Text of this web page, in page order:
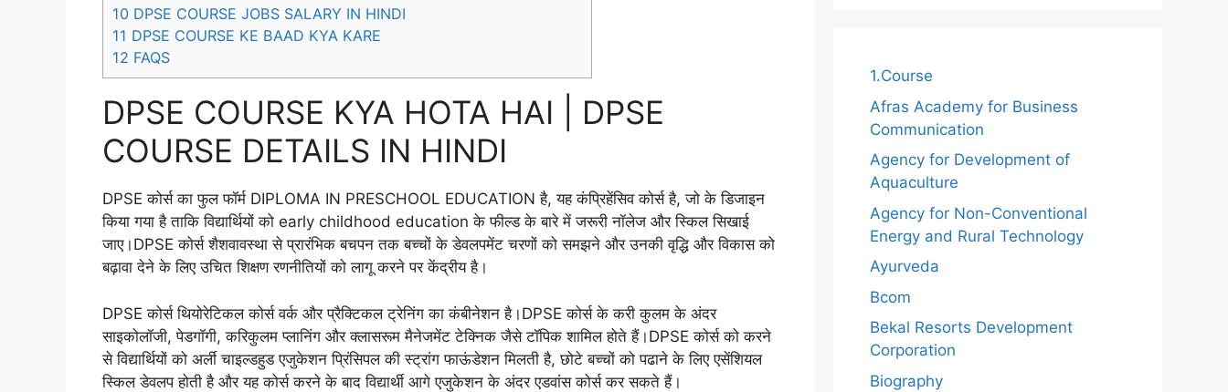
10 DPSE COURSE JOBS SALARY IN HINDI
11 DPSE COURSE KE BAAD KYA KARE
12 FAQS
DPSE COURSE KYA HOTA HAI | DPSE
COURSE DETAILS IN HINDI
DPSE कोर्स का फुल फॉर्म DIPLOMA IN PRESCHOOL EDUCATION है, यह कंप्रिहेंसिव कोर्स है, जो के डिजाइन
किया गया है ताकि विद्यार्थियों को early childhood education के फील्ड के बारे में जरूरी नॉलेज और स्किल सिखाई
जाए।DPSE कोर्स शैशवावस्था से प्रारंभिक बचपन तक बच्चों के डेवलपमेंट चरणों को समझने और उनकी वृद्धि और विकास को
बढ़ावा देने के लिए उचित शिक्षण रणनीतियों को लागू करने पर केंद्रीय है।
DPSE कोर्स थियोरेटिकल कोर्स वर्क और प्रैक्टिकल ट्रेनिंग का कंबीनेशन है।DPSE कोर्स के करी कुलम के अंदर
साइकोलॉजी, पेडगॉगी, करिकुलम प्लानिंग और क्लासरूम मैनेजमेंट टेक्निक जैसे टॉपिक शामिल होते हैं।DPSE कोर्स को करने
से विद्यार्थियों को अर्ली चाइल्डहुड एजुकेशन प्रिंसिपल की स्ट्रांग फाऊंडेशन मिलती है, छोटे बच्चों को पढाने के लिए एसेंशियल
स्किल डेवलप होती है और यह कोर्स करने के बाद विद्यार्थी आगे एजुकेशन के अंदर एडवांस कोर्स कर सकते हैं।
1.Course
Afras Academy for Business
Communication
Agency for Development of
Aquaculture
Agency for Non-Conventional
Energy and Rural Technology
Ayurveda
Bcom
Bekal Resorts Development
Corporation
Biography